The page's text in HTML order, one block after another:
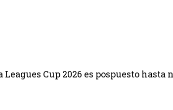
Cup 2026 es pospuesto hasta